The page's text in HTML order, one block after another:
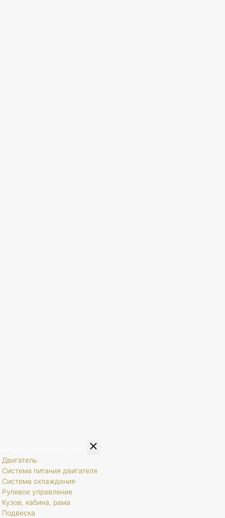
Двигатель
Система питания двигателя
Система охлаждения
Рулевое управление
Кузов, кабина, рама
Подвеска